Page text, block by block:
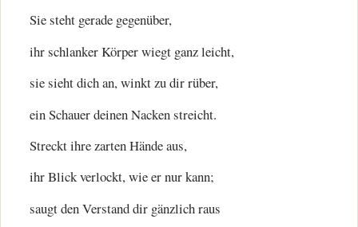
Sie steht gerade gegenüber,
ihr schlanker Körper wiegt ganz leicht,
sie sieht dich an, winkt zu dir rüber,
ein Schauer deinen Nacken streicht.
Streckt ihre zarten Hände aus,
ihr Blick verlockt, wie er nur kann;
saugt den Verstand dir gänzlich raus